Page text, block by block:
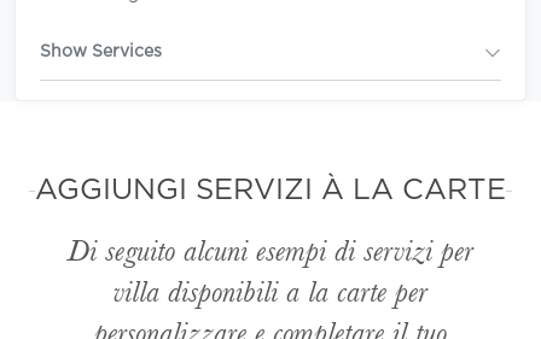
Show Services
AGGIUNGI SERVIZI À LA CARTE
Di seguito alcuni esempi di servizi per
villa disponibili a la carte per